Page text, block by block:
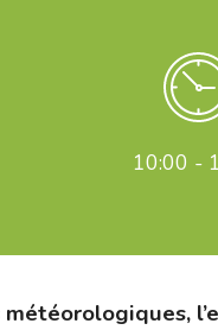
10:00 -